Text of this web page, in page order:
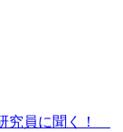
究員に聞く！